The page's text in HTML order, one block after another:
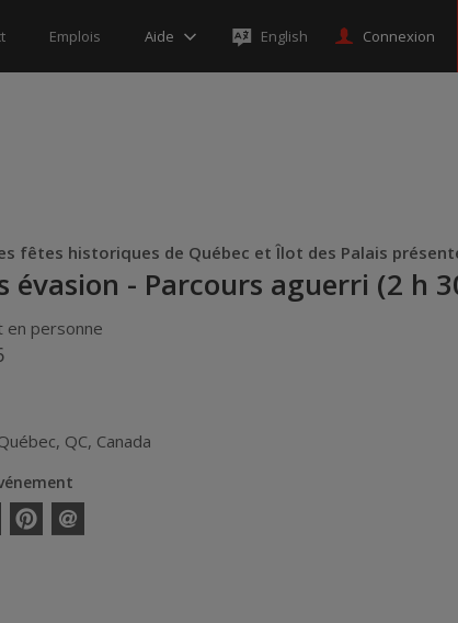
Emplois Aide English Connexion
fêtes historiques de Québec et Îlot des Palais
évasion - Parcours aguerri (2 h
en personne
, QC, Canada
PinterestEnvoyer